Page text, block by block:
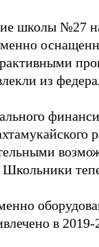
школы №27
из
в